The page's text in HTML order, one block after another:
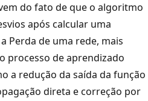
do fato de que o algoritmo
após calcular uma
Perda de uma rede, mais
processo de aprendizado
a redução da saída da função
direta e correção por